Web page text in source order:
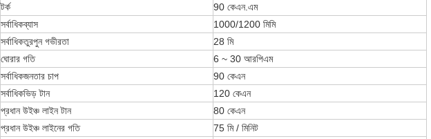
টর্ক
90 কেএন.এম
সর্বাধিকব্যাস
1000/1200 মিমি
সর্বাধিকতুরপুন গভীরতা
28 মি
ঘোরার গতি
6 ~ 30 আরপিএম
সর্বাধিকজনতার চাপ
90 কেএন
সর্বাধিকভিড় টান
120 কেএন
প্রধান উইঞ্চ লাইন টান
80 কেএন
প্রধান উইঞ্চ লাইনের গতি
75 মি / মিনিট